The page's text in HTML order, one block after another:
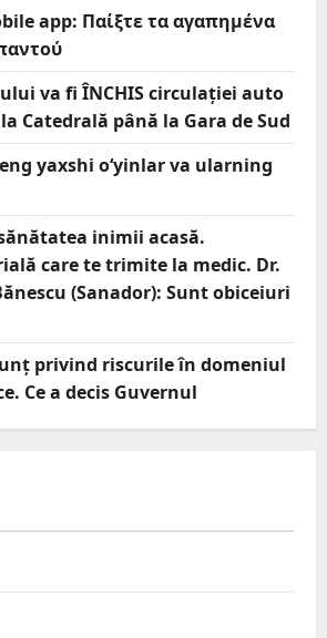
app: Παίξτε τα αγαπημένα
va fi ÎNCHIS circulației auto
Catedrală până la Gara de Sud
yaxshi o‘yinlar va ularning
inimii acasă.
care te trimite la medic. Dr.
(Sanador): Sunt obiceiuri
privind riscurile în domeniul
Ce a decis Guvernul